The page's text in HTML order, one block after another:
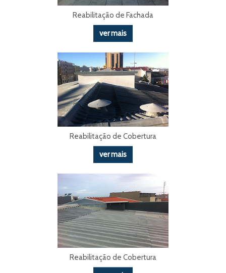
Reabilitação de Fachada
ver mais
Reabilitação de Cobertura
ver mais
Reabilitação de Cobertura